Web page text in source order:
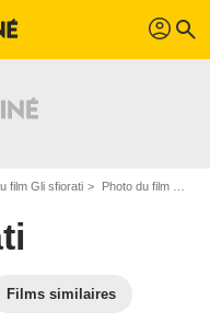
profil search
film Gli sfiorati Photo du film Gli sfiorati - Photo 1
Films similaires